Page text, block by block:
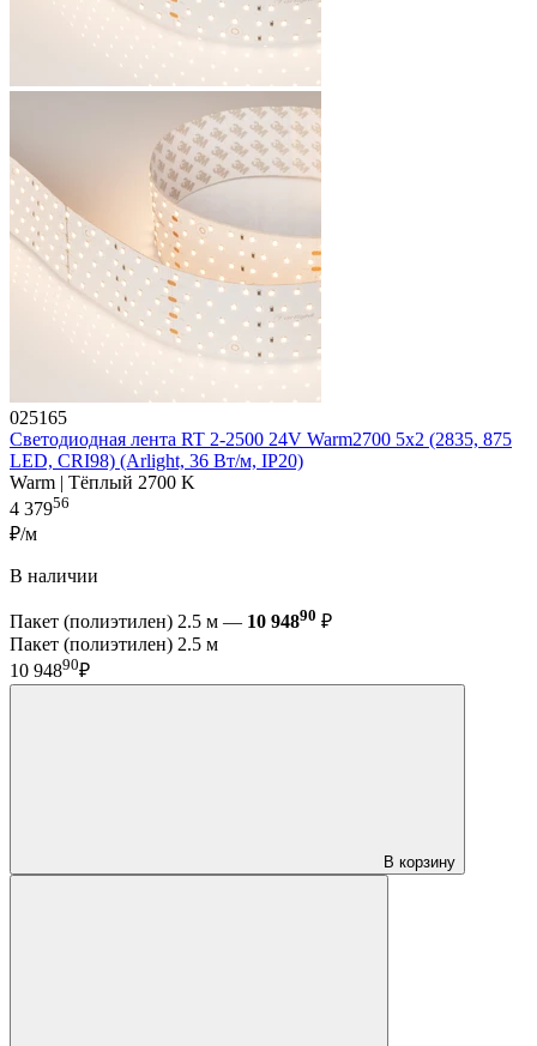
025165
Светодиодная лента RT 2-2500 24V Warm2700 5x2 (2835, 875
LED, CRI98) (Arlight, 36 Вт/м, IP20)
Warm | Тёплый 2700 K
4 37956
₽/м
В наличии
Пакет (полиэтилен) 2.5 м — 10 94890 ₽
Пакет (полиэтилен) 2.5 м
10 94890₽
В корзину